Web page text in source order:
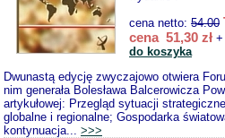
cena netto: 54.00
cena 51,30 zł
do koszyka
Dwunastą edycję zwyczajowo otwiera
nim generała Bolesława Balcerowicza
artykułowej: Przegląd sytuacji
globalne i regionalne; Gospodarka
kontynuacja... >>>